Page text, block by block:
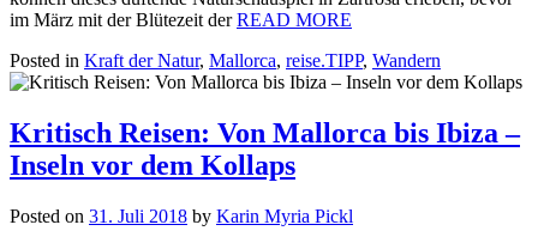
im März mit der Blütezeit derREAD MORE
Posted in Kraft der Natur, Mallorca, reise.TIPP, Wandern
Kritisch Reisen: Von Mallorca bis Ibiza –
Inseln vor dem Kollaps
Posted on 31. Juli 2018 by Karin Myria Pickl